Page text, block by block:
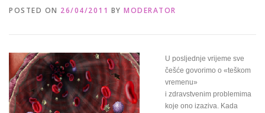
POSTED ON 26/04/2011 BY MODERATOR
U posljednje vrijeme sve
češće govorimo o «teškom
vremenu»
i zdravstvenim problemima
koje ono izaziva. Kada